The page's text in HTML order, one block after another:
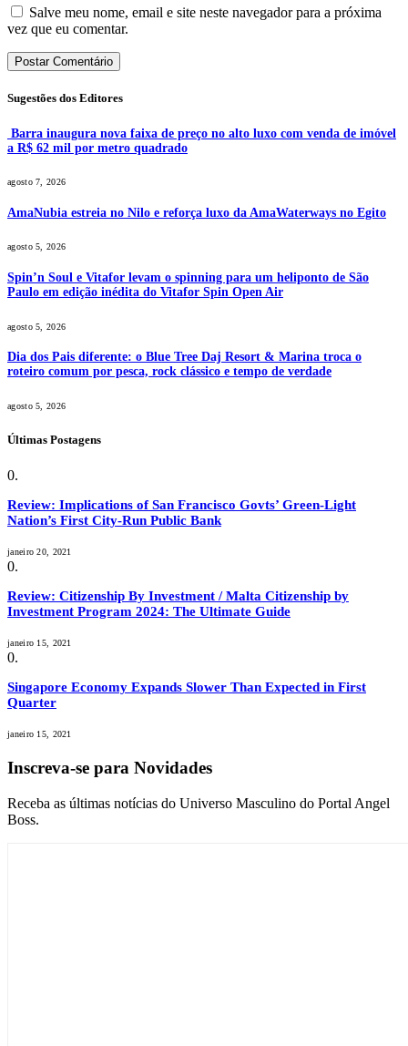
Salve meu nome, email e site neste navegador para a próxima
vez que eu comentar.
Sugestões dos Editores
Barra inaugura nova faixa de preço no alto luxo com venda de imóvel
a R$ 62 mil por metro quadrado
agosto 7, 2026
AmaNubia estreia no Nilo e reforça luxo da AmaWaterways no Egito
agosto 5, 2026
Spin’n Soul e Vitafor levam o spinning para um heliponto de São
Paulo em edição inédita do Vitafor Spin Open Air
agosto 5, 2026
Dia dos Pais diferente: o Blue Tree Daj Resort & Marina troca o
roteiro comum por pesca, rock clássico e tempo de verdade
agosto 5, 2026
Últimas Postagens
Review: Implications of San Francisco Govts’ Green-Light
Nation’s First City-Run Public Bank
janeiro 20, 2021
Review: Citizenship By Investment / Malta Citizenship by
Investment Program 2024: The Ultimate Guide
janeiro 15, 2021
Singapore Economy Expands Slower Than Expected in First
Quarter
janeiro 15, 2021
Inscreva-se para Novidades
Receba as últimas notícias do Universo Masculino do Portal Angel
Boss.